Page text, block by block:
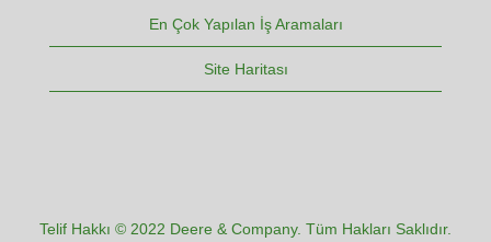
En Çok Yapılan İş Aramaları
Site Haritası
Telif Hakkı © 2022 Deere & Company. Tüm Hakları Saklıdır.